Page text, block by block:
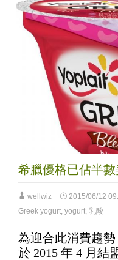
希臘優格已佔半
wellwiz 2015/06/12
Greek yogurt, yogurt, 乳酸
為迎合此消費趨勢
於 2015 年 4 月結